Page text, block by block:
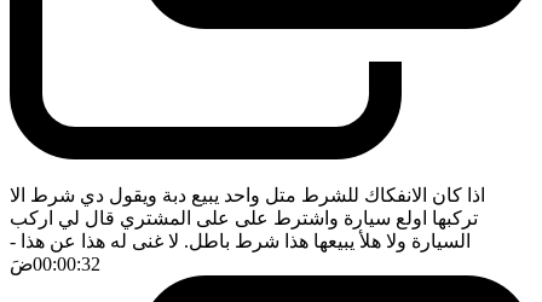
اذا كان الانفكاك للشرط متل واحد يبيع دبة ويقول دي شرط الا
تركبها اولع سيارة واشترط على على المشتري قال لي اركب
السيارة ولا هلأ يبيعها هذا شرط باطل. لا غنى له هذا عن هذا -
00:00:32ضَ